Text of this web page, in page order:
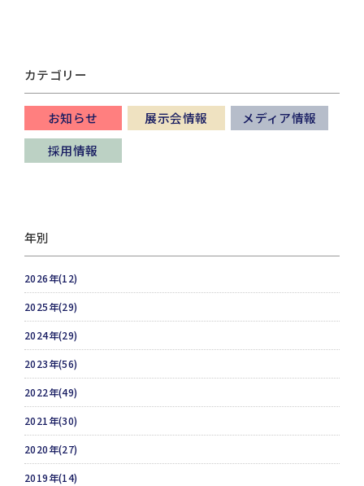
カテゴリー
お知らせ 展示会情報
メディア情報
採用情報
年別
2026年(12)
2025年(29)
2024年(29)
2023年(56)
2022年(49)
2021年(30)
2020年(27)
2019年(14)